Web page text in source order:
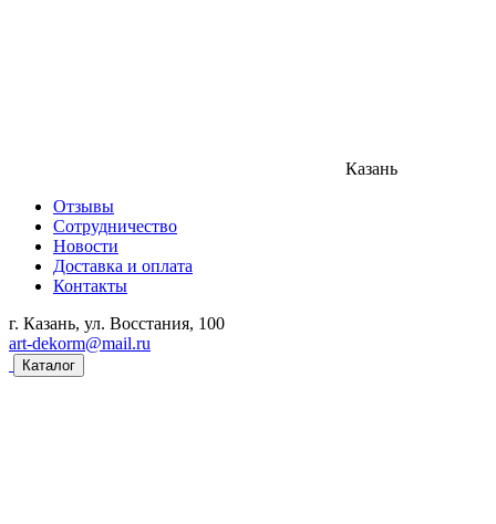
Казань
Отзывы
Сотрудничество
Новости
Доставка и оплата
Контакты
г. Казань, ул. Восстания, 100
art-dekorm@mail.ru
Каталог